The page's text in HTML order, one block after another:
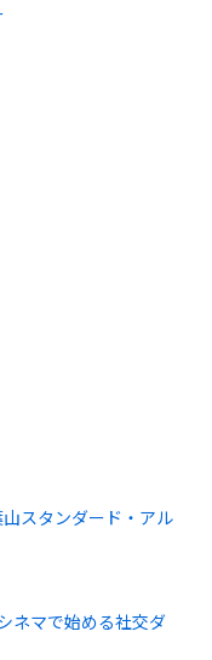
スタンダード・アル
ネマで始める社交ダ